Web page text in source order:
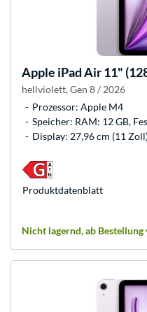
Apple iPad Air 11"
hellviolett, Gen 8 / 2026
Prozessor: Apple M4
Speicher: RAM: 12 GB,
Display: 27,96 cm (11
Nicht lagernd, ab
Produkt­datenblatt